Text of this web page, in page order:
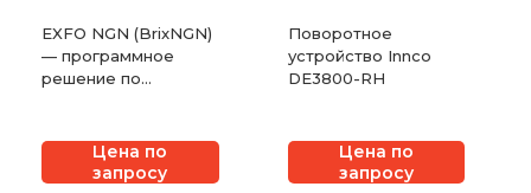
EXFO NGN (BrixNGN)
— программное
решение по
Цена по
запросу
Поворотное
устройство Innco
DE3800-RH
Цена по
запросу